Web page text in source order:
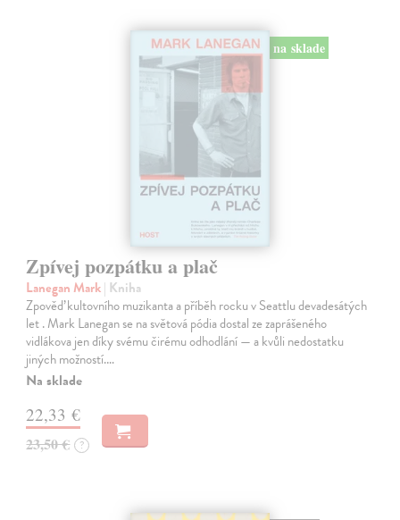
na sklade
Zpívej pozpátku a plač
Lanegan Mark| Kniha
Zpověď kultovního muzikanta a příběh rocku v Seattlu devadesátých
let . Mark Lanegan se na světová pódia dostal ze zaprášeného
vidlákova jen díky svému čirému odhodlání — a kvůli nedostatku
jiných možností.…
Na sklade
22,33 €
23,50 € ?